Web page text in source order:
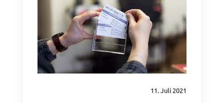
11. Juli 2021